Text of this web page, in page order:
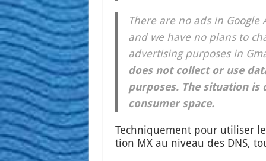
There are no ads in Google
and we have no plans to
adver­ti­sing pur­poses in
does not col­lect or use
pur­poses. The situa­tion
consu­mer space.
Tech­ni­que­ment pour uti­li­ser
tion MX au niveau des DNS,